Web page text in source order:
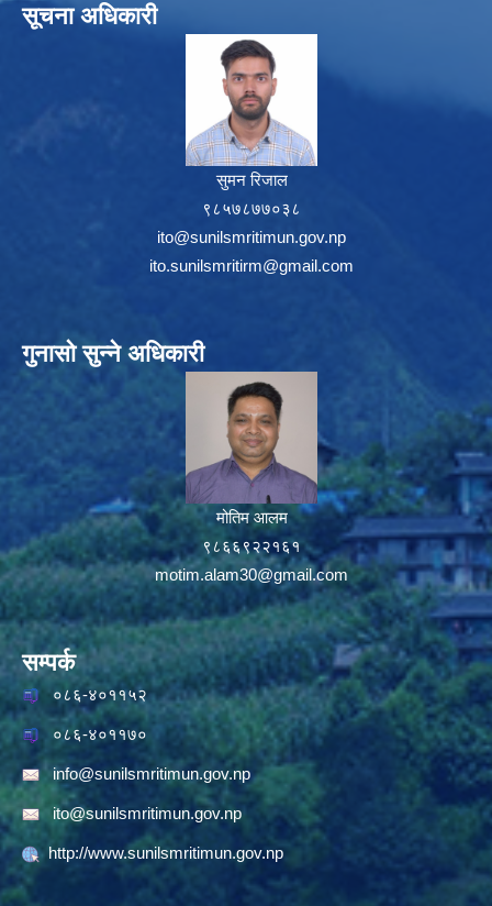
सूचना अधिकारी
सुमन रिजाल
९८५७८७७०३८
ito@sunilsmritimun.gov.np
ito.sunilsmritirm@gmail.com
गुनासो सुन्ने अधिकारी
मोतिम आलम
९८६६९२२१६१
motim.alam30@gmail.com
सम्पर्क
०८६-४०११५२
०८६-४०११७०
info@sunilsmritimun.gov.np
ito@sunilsmritimun.gov.np
http://www.sunilsmritimun.gov.np